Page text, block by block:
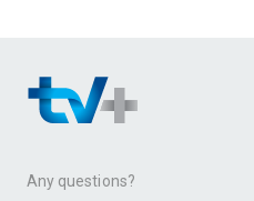
Any questions?